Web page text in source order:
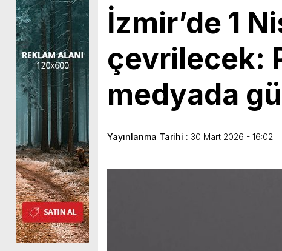
İzmir’de 1
çevrilecek:
medyada
Yayınlanma Tarihi : 30 Mart 2026 - 16:02